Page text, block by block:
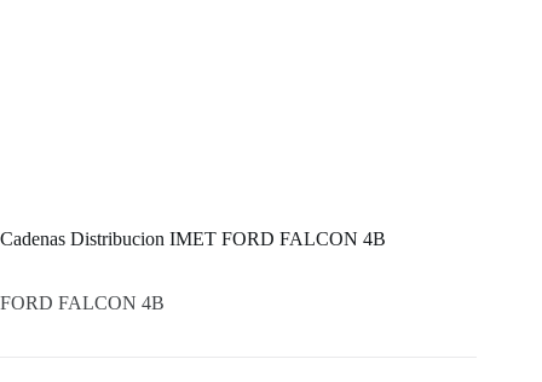
Cadenas Distribucion IMET FORD FALCON 4B
FORD FALCON 4B